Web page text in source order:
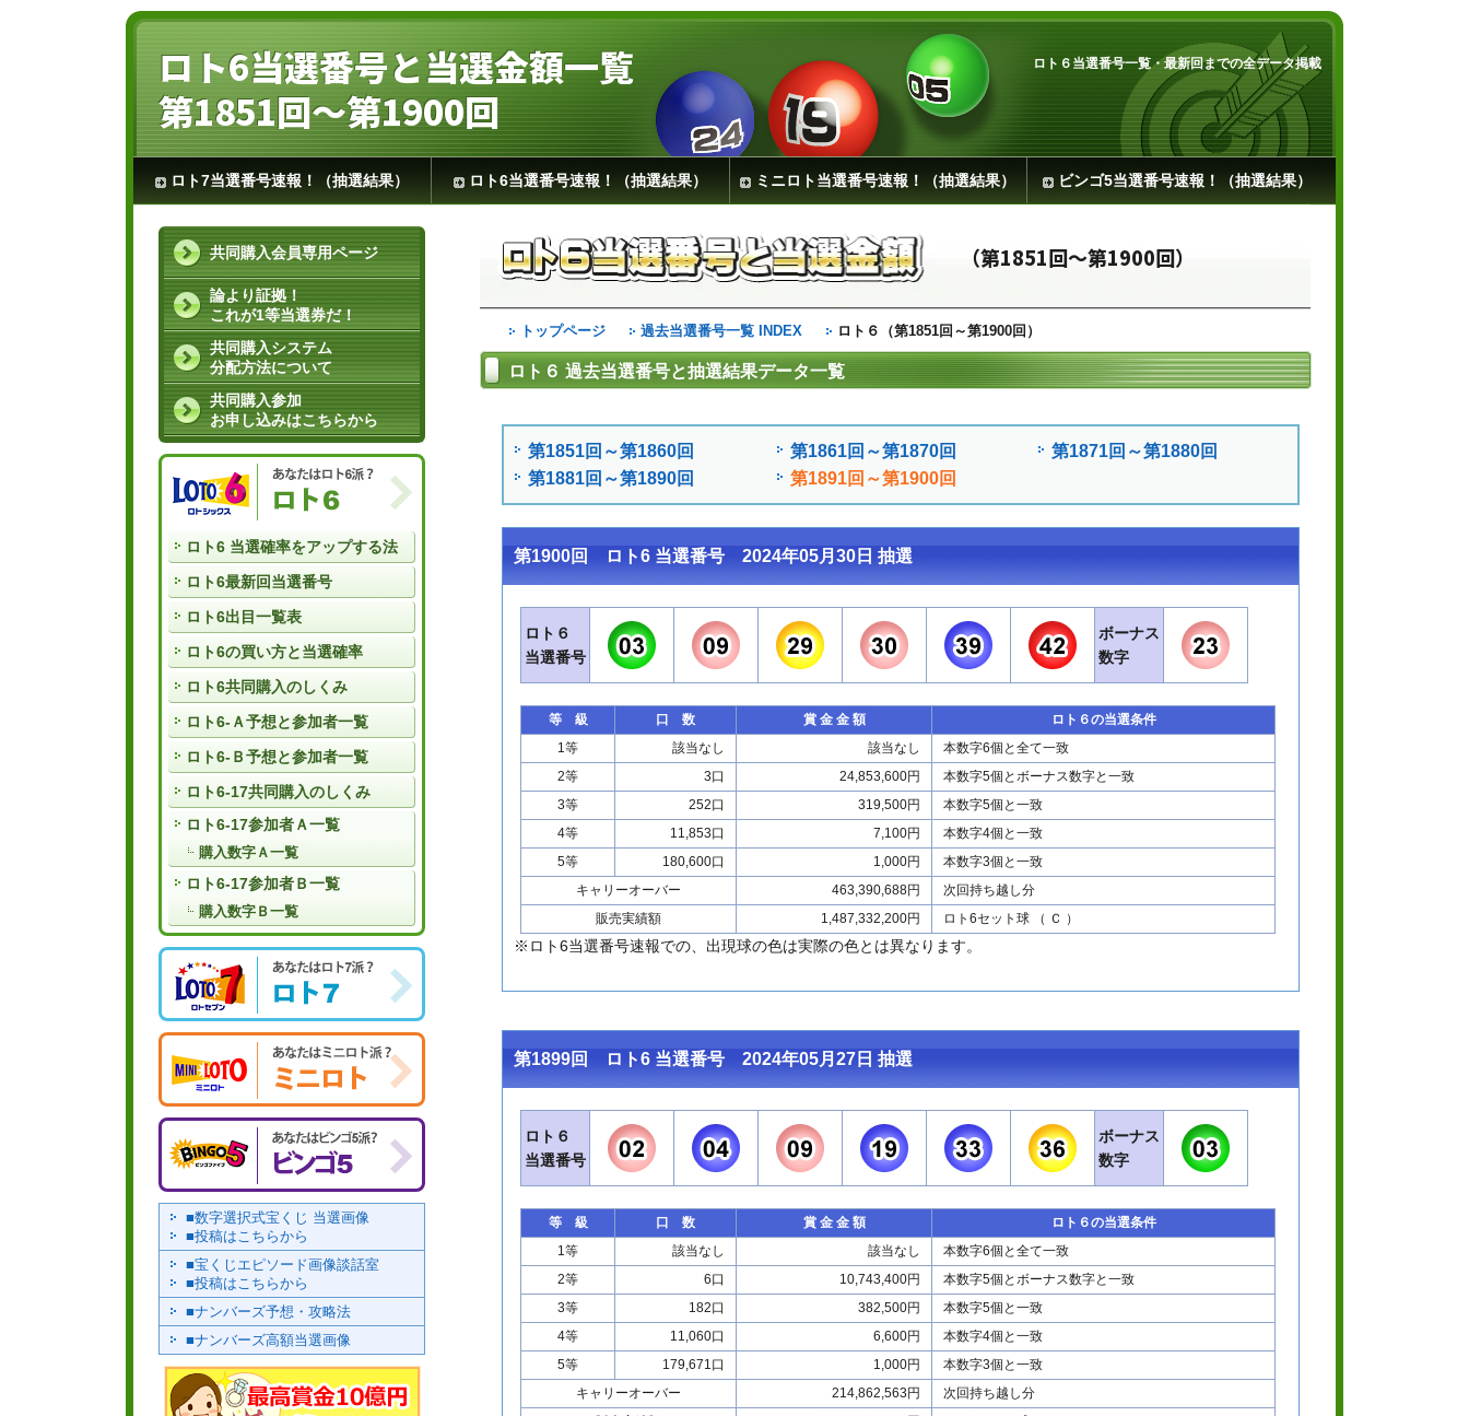
ロト６当選番号一覧・最新回までの全データ掲載
ロト6当選番号と当選金額一覧
第1851回～第1900回
ロト7当選番号速報！（抽選結果） ロト6当選番号速報！（抽選結果） ミニロト当選番号速報！（抽選結果） ビンゴ5当選番号速報！（抽選結果）
（第1851回～第1900回）
トップページ 過去当選番号一覧 INDEX ロト６（第1851回～第1900回）
ロト６ 過去当選番号と抽選結果データ一覧
第1851回～第1860回 第1861回～第1870回
第1871回～第1880回
第1881回～第1890回
第1891回～第1900回
第1900回 ロト6 当選番号 2024年05月30日 抽選
ロト６
当選番号
ボーナス
数字
等 級 口 数 賞 金 金 額
ロト６の当選条件
1等
該当なし 該当なし
本数字6個と全て一致
2等
3口 24,853,600円
本数字5個とボーナス数字と一致
3等
252口 319,500円
本数字5個と一致
4等
11,853口 7,100円
本数字4個と一致
5等
180,600口 1,000円
本数字3個と一致
キャリーオーバー
463,390,688円
次回持ち越し分
販売実績額
1,487,332,200円 ロト6セット球 （ Ｃ ）
※ロト6当選番号速報での、出現球の色は実際の色とは異なります。
第1899回 ロト6 当選番号 2024年05月27日 抽選
ロト６
当選番号
ボーナス
数字
等 級 口 数 賞 金 金 額
ロト６の当選条件
1等
該当なし 該当なし
本数字6個と全て一致
2等
6口 10,743,400円
本数字5個とボーナス数字と一致
3等
182口 382,500円
本数字5個と一致
4等
11,060口 6,600円
本数字4個と一致
5等
179,671口 1,000円
本数字3個と一致
キャリーオーバー
214,862,563円
次回持ち越し分
共同購入会員専用ページ
論より証拠！
これが1等当選券だ！
共同購入システム
分配方法について
共同購入参加
お申し込みはこちらから
ロト6 当選確率をアップする法
ロト6最新回当選番号
ロト6出目一覧表
ロト6の買い方と当選確率
ロト6共同購入のしくみ
ロト6-Ａ予想と参加者一覧
ロト6-Ｂ予想と参加者一覧
ロト6-17共同購入のしくみ
ロト6-17参加者Ａ一覧
購入数字Ａ一覧
ロト6-17参加者Ｂ一覧
購入数字Ｂ一覧
■数字選択式宝くじ 当選画像
■投稿はこちらから
■宝くじエピソード画像談話室
■投稿はこちらから
■ナンバーズ予想・攻略法
■ナンバーズ高額当選画像